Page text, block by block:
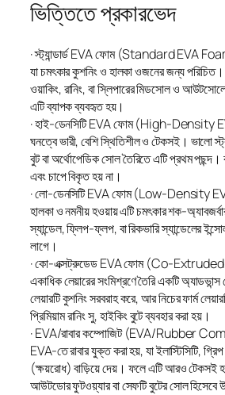
ভিত্তিতে প্রকারভেদ
· স্ট্যান্ডার্ড EVA ফোম (Standard EVA
যা চমৎকার কুশনিং ও হালকা ওজনের জন্য
ওয়াকিং, রানিং, বা স্লিপারের মিডসোল ও
এটি ব্যাপক ব্যবহৃত হয়।
· হাই-ডেনসিটি EVA ফোম (High-Density
ঘনত্বে ভারী, বেশি স্থিতিশীল ও টেকসই। ভালো
বুট বা অর্থোপেডিক সোল তৈরিতে এটি প্রথম পছন্দ।
এবং চাপে বিকৃত হয় না।
· লো-ডেনসিটি EVA ফোম (Low-Density
হালকা ও নমনীয় হওয়ায় এটি চমৎকার শক-
স্যান্ডেল, ফ্লিপ-ফ্লপ, বা রিকভারি স্যান্ডেলের
লাগে।
· কো-এক্সট্রুডেড EVA ফোম (Co-
একাধিক লেয়ারের সংমিশ্রণে তৈরি একটি
লেয়ারটি কুশনিং সরবরাহ করে, আর নিচের ফার্ম
প্রিমিয়াম রানিং সু, হাইকিং বুটে ব্যবহার করা হয়।
· EVA/রাবার কম্পোজিট (EVA/Rubber
EVA-তে রাবার যুক্ত করা হয়, যা ইলাস্টিসিটি,
(ক্ষয়রোধ) বাড়িয়ে দেয়। ফলে এটি আরও টেকসই
আউটডোর ফুটওয়্যার বা সেফটি বুটের সোল